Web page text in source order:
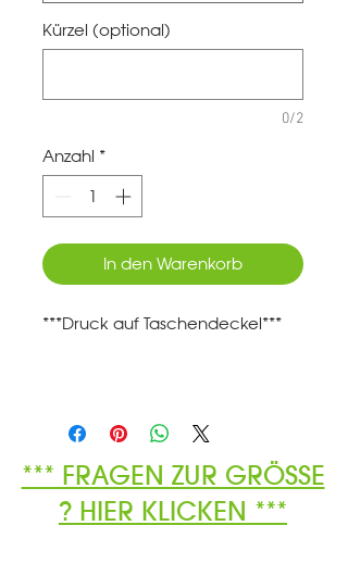
Kürzel (optional)
0/2
Anzahl *
In den Warenkorb
***Druck auf Taschendeckel***
*** FRAGEN ZUR GRÖSSE
? HIER KLICKEN ***